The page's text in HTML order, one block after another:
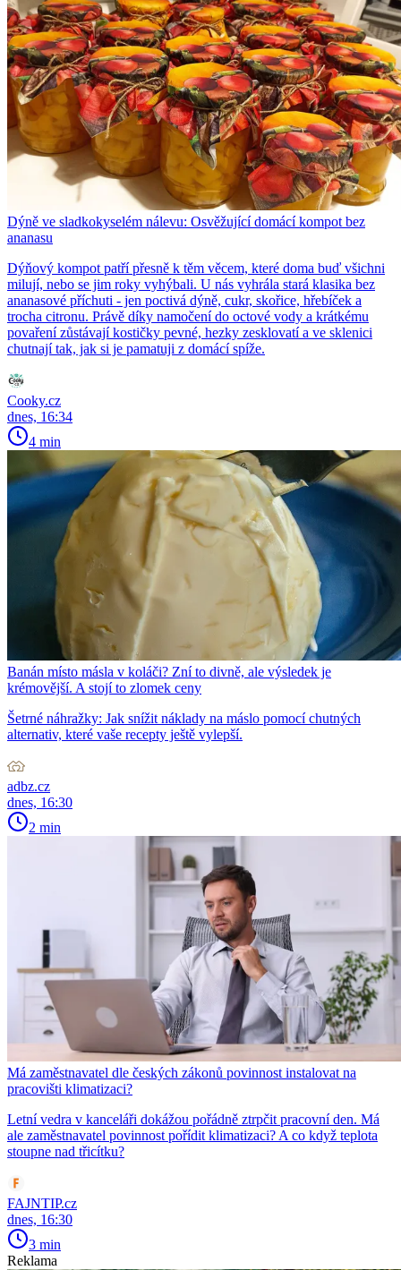
Dýně ve sladkokyselém nálevu: Osvěžující domácí kompot bez
ananasu
Dýňový kompot patří přesně k těm věcem, které doma buď všichni
milují, nebo se jim roky vyhýbali. U nás vyhrála stará klasika bez
ananasové příchuti - jen poctivá dýně, cukr, skořice, hřebíček a
trocha citronu. Právě díky namočení do octové vody a krátkému
povaření zůstávají kostičky pevné, hezky zesklovatí a ve sklenici
chutnají tak, jak si je pamatuji z domácí spíže.
Cooky.cz
dnes, 16:34
4 min
Banán místo másla v koláči? Zní to divně, ale výsledek je
krémovější. A stojí to zlomek ceny
Šetrné náhražky: Jak snížit náklady na máslo pomocí chutných
alternativ, které vaše recepty ještě vylepší.
adbz.cz
dnes, 16:30
2 min
Má zaměstnavatel dle českých zákonů povinnost instalovat na
pracovišti klimatizaci?
Letní vedra v kanceláři dokážou pořádně ztrpčit pracovní den. Má
ale zaměstnavatel povinnost pořídit klimatizaci? A co když teplota
stoupne nad třicítku?
FAJNTIP.cz
dnes, 16:30
3 min
Reklama